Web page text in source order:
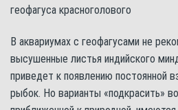
геофагуса красноголового
В аквариумах с геофагусами не
высушенные листья индийского
приведет к появлению постоянной
рыбок. Но варианты «подкрасить»